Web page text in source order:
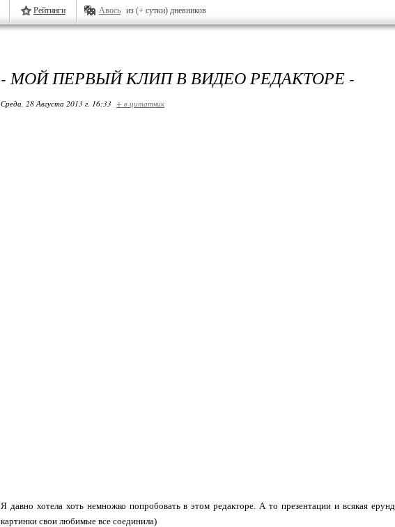
Рейтинги Авось из (+ сутки) дневников
- МОЙ ПЕРВЫЙ КЛИП В ВИДЕО РЕДАКТОРЕ -
Среда, 28 Августа 2013 г. 16:33 + в цитатник
Я давно хотела хоть немножко попробовать в этом редакторе. А то презентации и всякая
картинки свои любимые все соединила)